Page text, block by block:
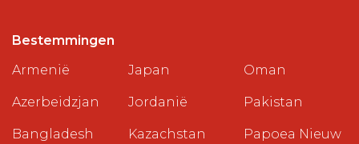
Bestemmingen
Armenië
Azerbeidzjan
Bangladesh
Japan
Jordanië
Kazachstan
Oman
Pakistan
Papoea Nieuw